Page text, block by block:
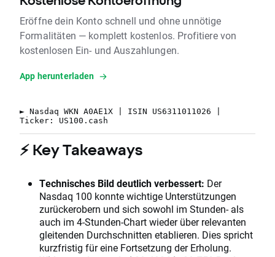
Eröffne dein Konto schnell und ohne unnötige
Formalitäten — komplett kostenlos. Profitiere von
kostenlosen Ein- und Auszahlungen.
App herunterladen
► Nasdaq WKN A0AE1X | ISIN US6311011026 |
Ticker: US100.cash
⚡ Key Takeaways
Technisches Bild deutlich verbessert: Der
Nasdaq 100 konnte wichtige Unterstützungen
zurückerobern und sich sowohl im Stunden- als
auch im 4-Stunden-Chart wieder über relevanten
gleitenden Durchschnitten etablieren. Dies spricht
kurzfristig für eine Fortsetzung der Erholung.